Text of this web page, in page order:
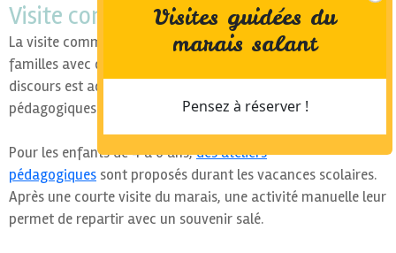
Visite commentée du marais salant
La visite commentée en extérieur convient parfaitement aux
familles avec des enfants de plus de 7 ans. En effet le
discours est adapté aux plus jeunes et les supports
pédagogiques utilisés rendent la visite plus attractive.
Pour les enfants de 4 à 6 ans,des ateliers
pédagogiques sont proposés durant les vacances scolaires.
Après une courte visite du marais, une activité manuelle leur
permet de repartir avec un souvenir salé.
Visites guidées du
marais salant
Pensez à réserver !